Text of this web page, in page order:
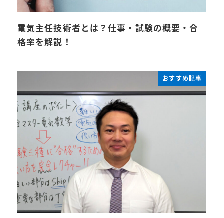
電気主任技術者とは？仕事・試験の概要・合
格率を解説！
おすすめ記事